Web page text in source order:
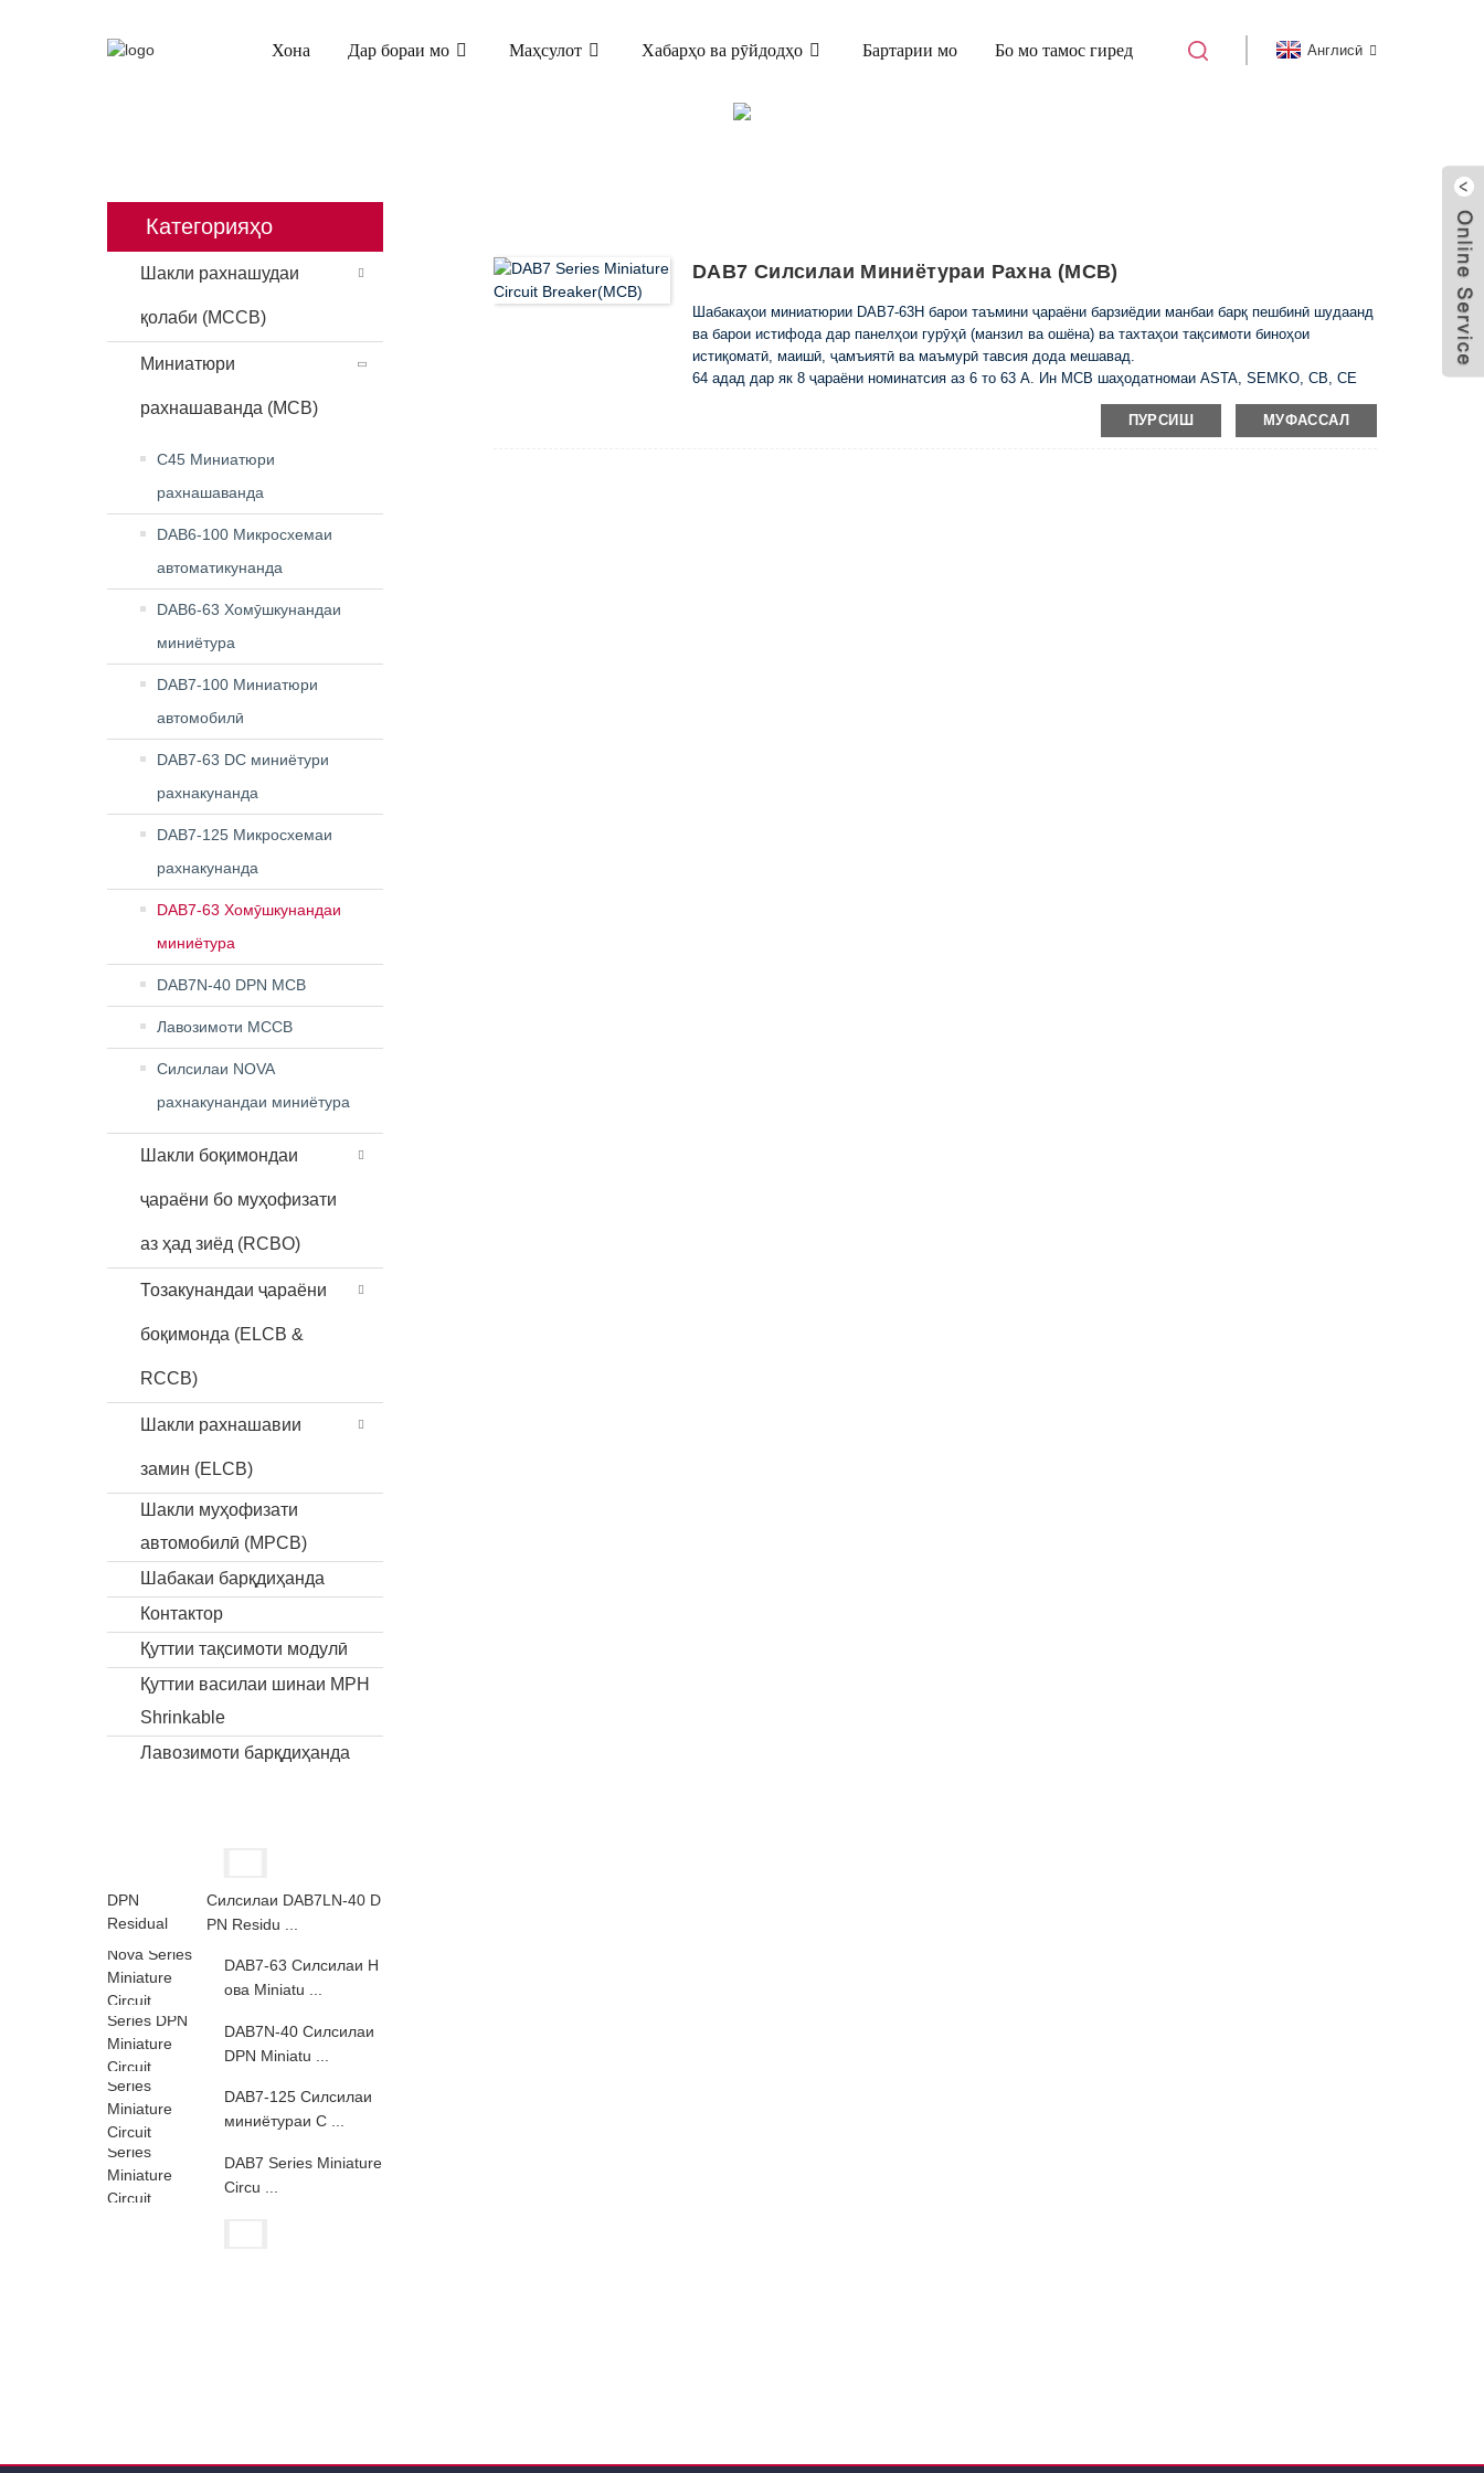
Хона Дар бораи мо Маҳсулот Хабарҳо ва рӯйдодҳо Бартарии мо Бо мо тамос гиред Англисӣ
Категорияҳо
Шакли рахнашудаи
қолаби (MCCB)
Миниатюри
рахнашаванда (MCB)
C45 Миниатюри
рахнашаванда
DAB6-100 Микросхемаи
автоматикунанда
DAB6-63 Хомӯшкунандаи
миниётура
DAB7-100 Миниатюри
автомобилӣ
DAB7-63 DC миниётури
рахнакунанда
DAB7-125 Микросхемаи
рахнакунанда
DAB7-63 Хомӯшкунандаи
миниётура
DAB7N-40 DPN MCB
Лавозимоти MCCB
Силсилаи NOVA
рахнакунандаи миниётура
Шакли боқимондаи
ҷараёни бо муҳофизати
аз ҳад зиёд (RCBO)
Тозакунандаи ҷараёни
боқимонда (ELCB &
RCCB)
Шакли рахнашавии
замин (ELCB)
Шакли муҳофизати
автомобилӣ (MPCB)
Шабакаи барқдиҳанда
Контактор
Қуттии тақсимоти модулӣ
Қуттии василаи шинаи MPH
Shrinkable
Лавозимоти барқдиҳанда
Силсилаи DAB7LN-40 D
PN Residu ...
DAB7-63 Силсилаи Н
ова Miniatu ...
DAB7N-40 Силсилаи
DPN Miniatu ...
DAB7-125 Силсилаи
миниётураи C ...
DAB7 Series Miniature
Circu ...
DAB7 Силсилаи Миниётураи Рахна (MCB)
Шабакаҳои миниатюрии DAB7-63H барои таъмини ҷараёни барзиёдии манбаи барқ ​​пешбинӣ шудаанд
ва барои истифода дар панелҳои гурӯҳӣ (манзил ва ошёна) ва тахтаҳои тақсимоти биноҳои
истиқоматӣ, маишӣ, ҷамъиятӣ ва маъмурӣ тавсия дода мешавад.
64 адад дар як 8 ҷараёни номинатсия аз 6 то 63 A. Ин MCB шаҳодатномаи ASTA, SEMKO, CB, CE
ПУРСИШ
МУФАССАЛ